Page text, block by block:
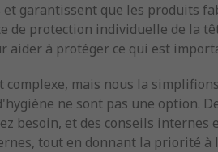
garantissent que les produits
de protection individuelle de la
aider à protéger ce qui est
mais nous la
ne sont pas une option.
besoin, et des conseils internes
tout en donnant la priorité à